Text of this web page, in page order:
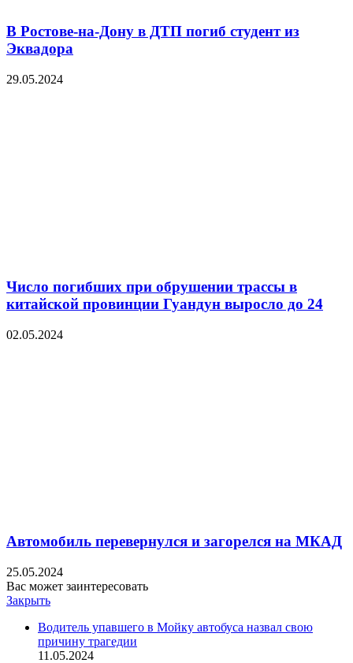
В Ростове-на-Дону в ДТП погиб студент из
Эквадора
29.05.2024
Число погибших при обрушении трассы в
китайской провинции Гуандун выросло до 24
02.05.2024
Автомобиль перевернулся и загорелся на МКАД
25.05.2024
Вас может заинтересовать
Закрыть
Водитель упавшего в Мойку автобуса назвал свою
причину трагедии
11.05.2024